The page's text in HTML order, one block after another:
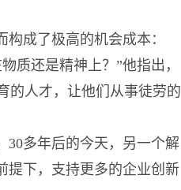
成了极高的机会成本：
质还是精神上？”他指出，
的人才，让他们从事徒劳的
30多年后的今天，另一个解
提下，支持更多的企业创新